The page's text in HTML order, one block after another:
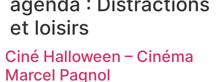
et loisirs
Ciné Halloween – Cinéma
Marcel Pagnol